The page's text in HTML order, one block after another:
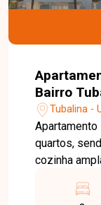
Bairro
Tubalina -
Apartamento
quartos,
cozinha
lazer,